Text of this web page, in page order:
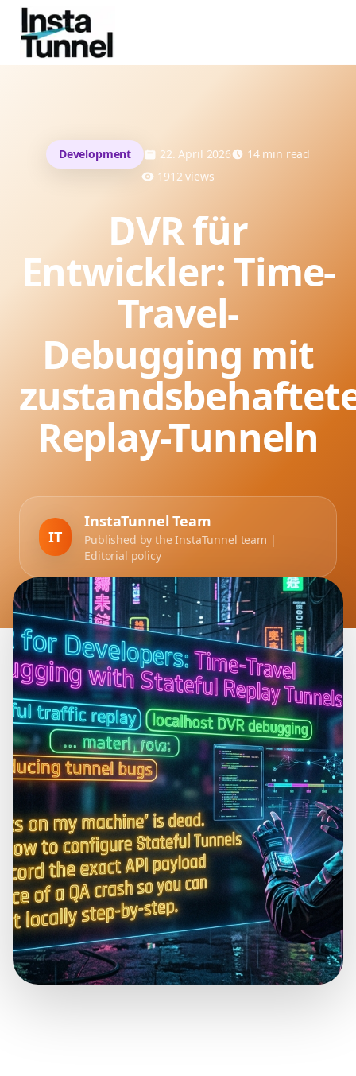
Development 22. April 2026 14min read
1912 views
DVR für
Entwickler: Time-
Travel-
Debugging mit
Replay-Tunneln
IT
InstaTunnel Team
Published by the InstaTunnel team |
Editorial policy